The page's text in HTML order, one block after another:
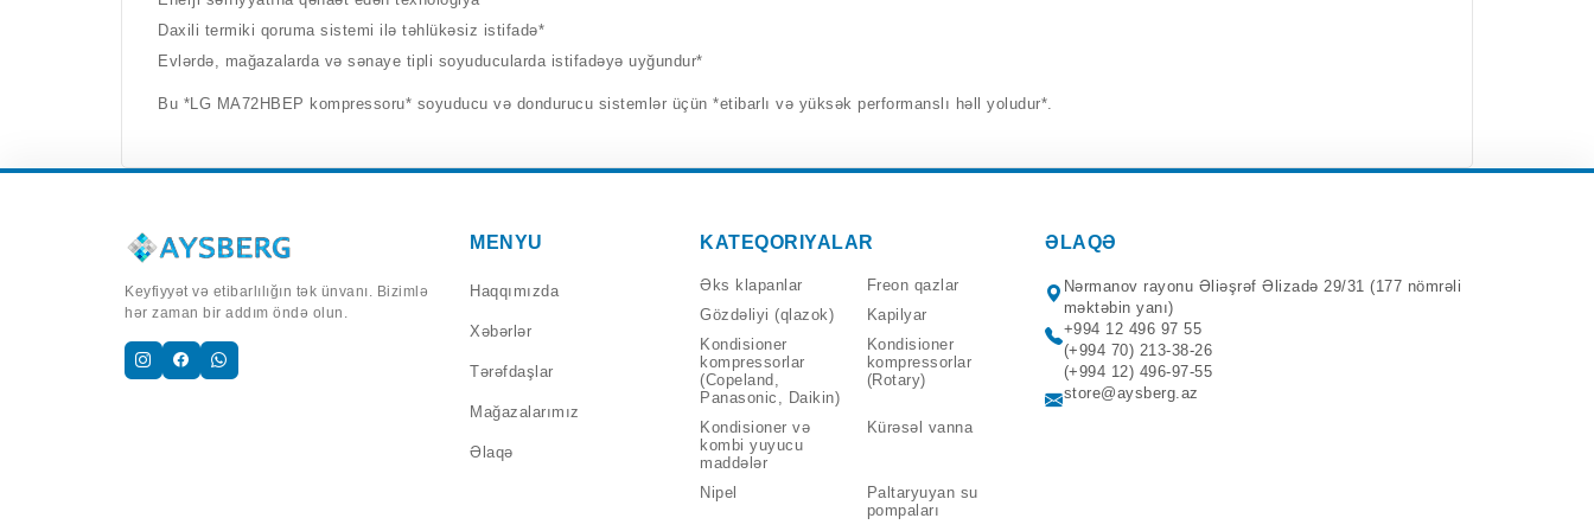
Daxili termiki qoruma sistemi ilə təhlükəsiz istifadə*
Evlərdə, mağazalarda və sənaye tipli soyuducularda istifadəyə uyğundur*
Bu *LG MA72HBEP kompressoru* soyuducu və dondurucu sistemlər üçün *etibarlı və yüksək performanslı həll yoludur*.
Keyfiyyət və etibarlılığın tək ünvanı. Bizimlə
hər zaman bir addım öndə olun.
MENYU
Haqqımızda
Xəbərlər
Tərəfdaşlar
Mağazalarımız
Əlaqə
KATEQORIYALAR
Əks klapanlar
Freon qazlar
Gözdəliyi (qlazok)
Kapilyar
Kondisioner
kompressorlar
(Copeland,
Panasonic, Daikin)
Kondisioner
kompressorlar
(Rotary)
Kondisioner və
kombi yuyucu
maddələr
Kürəsəl vanna
Nipel
Paltaryuyan su
pompaları
ƏLAQƏ
Nərmanov rayonu Əliəşrəf Əlizadə 29/31 (177 nömrəli
məktəbin yanı)
+994 12 496 97 55
(+994 70) 213-38-26
(+994 12) 496-97-55
store@aysberg.az